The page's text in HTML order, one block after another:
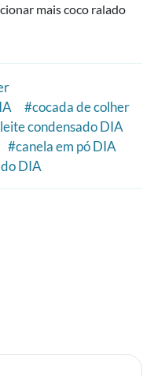
mais coco ralado
#cocada de colher
leite condensado DIA
#canela em pó DIA
DIA